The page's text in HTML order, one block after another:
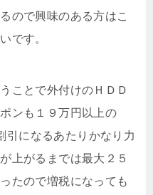
ので興味のある方はこ
です。
ことで外付けのＨＤＤ
ンも１９万円以上の
になるあたりかなり力
上がるまでは最大２５
たので増税になっても